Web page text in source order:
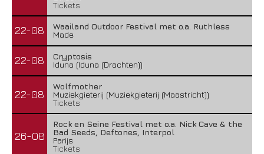
Tickets
22-08
Waailand Outdoor Festival met o.a. Ruthless
Made
22-08
Cryptosis
Iduna (Iduna (Drachten))
22-08
Wolfmother
Muziekgieterij (Muziekgieterij (Maastricht))
Tickets
26-08
Rock en Seine Festival met o.a. Nick Cave & the
Bad Seeds, Deftones, Interpol
Parijs
Tickets